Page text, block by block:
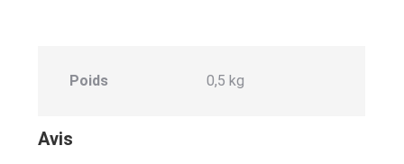
Poids 0,5 kg
Avis